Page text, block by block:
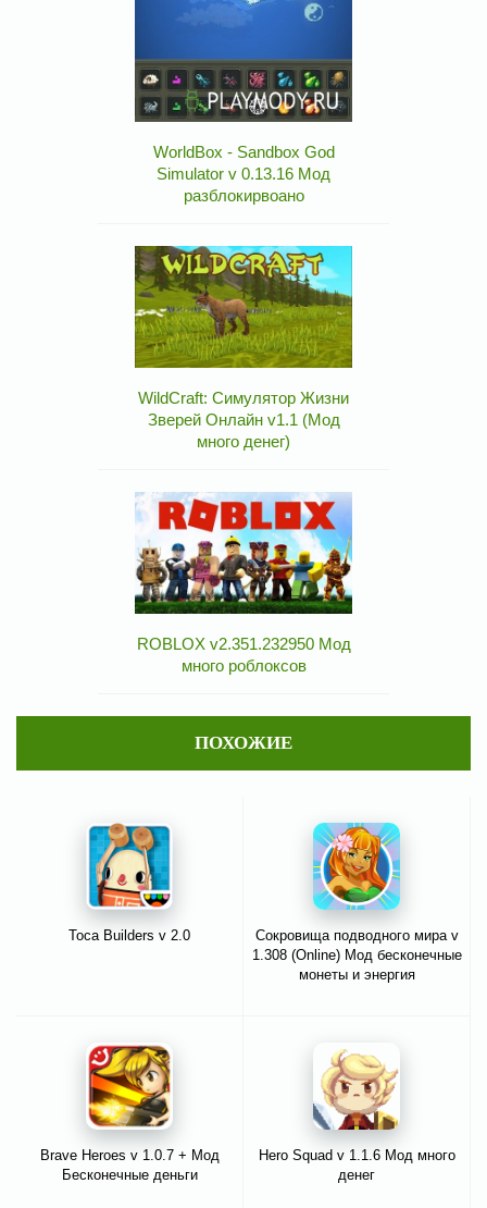
WorldBox - Sandbox God
Simulator v 0.13.16 Мод
разблокирвоано
WildCraft: Симулятор Жизни
Зверей Онлайн v1.1 (Мод
много денег)
ROBLOX v2.351.232950 Мод
много роблоксов
ПОХОЖИЕ
Toca Builders v 2.0
Сокровища подводного мира v
1.308 (Online) Мод бесконечные
монеты и энергия
Brave Heroes v 1.0.7 + Мод
Бесконечные деньги
Hero Squad v 1.1.6 Мод много
денег